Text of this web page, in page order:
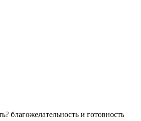
благожелательность и готовность